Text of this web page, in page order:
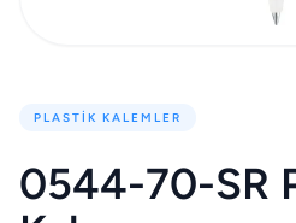
PLASTIK KALEMLER
0544-70-SR